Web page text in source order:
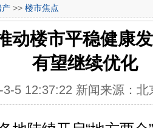
产 >> 楼市焦点
动楼市平稳健康
有望继续优化
3-5 12:37:22 新闻来源：北